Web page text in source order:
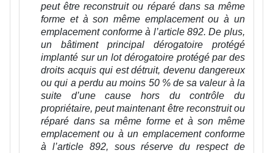
peut être reconstruit ou réparé dans sa même
forme et à son même emplacement ou à un
emplacement conforme à l’article 892. De plus,
un bâtiment principal dérogatoire protégé
implanté sur un lot dérogatoire protégé par des
droits acquis qui est détruit, devenu dangereux
ou qui a perdu au moins 50 % de sa valeur à la
suite d’une cause hors du contrôle du
propriétaire, peut maintenant être reconstruit ou
réparé dans sa même forme et à son même
emplacement ou à un emplacement conforme
à l’article 892, sous réserve du respect de